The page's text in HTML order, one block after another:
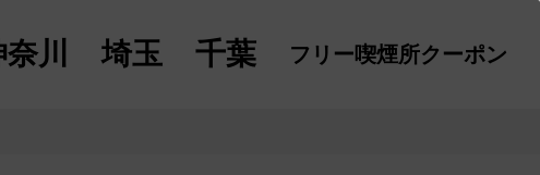
川 埼玉 千葉 フリー喫煙所クーポン